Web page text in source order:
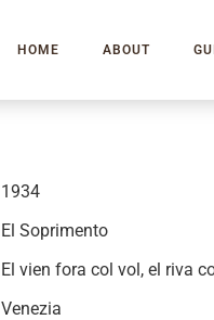
HOME ABOUT
1934
El Soprimento
El vien fora col vol, el riva
Venezia